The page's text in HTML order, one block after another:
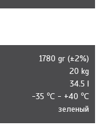
1780 gr (±2%)
20 kg
34.5 l
-35 ℃ - +40 ℃
зеленый